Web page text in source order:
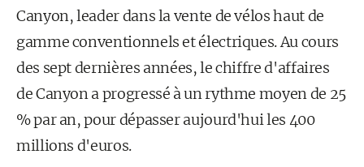
Canyon, leader dans la vente de vélos haut de
gamme conventionnels et électriques. Au cours
des sept dernières années, le chiffre d'affaires
de Canyon a progressé à un rythme moyen de 25
% par an, pour dépasser aujourd'hui les 400
millions d'euros.